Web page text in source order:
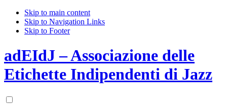
Skip to main content
Skip to Navigation Links
Skip to Footer
adEIdJ – Associazione delle
Etichette Indipendenti di Jazz